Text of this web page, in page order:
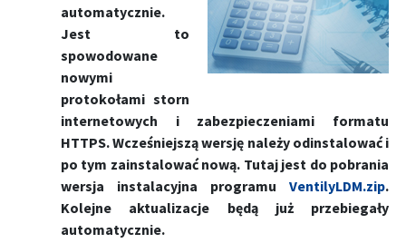
automatycznie.
Jest to
spowodowane
nowymi
protokołami storn
internetowych i zabezpieczeniami formatu
HTTPS. Wcześniejszą wersję należy odinstalować i
po tym zainstalować nową. Tutaj jest do pobrania
wersja instalacyjna programu VentilyLDM.zip.
Kolejne aktualizacje będą już przebiegały
automatycznie.